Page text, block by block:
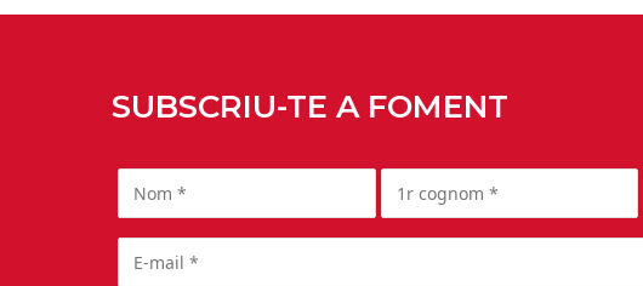
SUBSCRIU-TE A FOMENT